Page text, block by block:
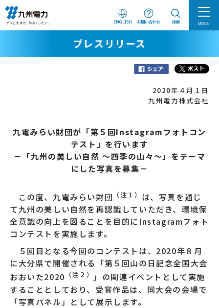
ENGLISH お問い合わせ 検索 MENU
プレスリリース
2020年４月１日
九州電力株式会社
九電みらい財団が「第５回Instagramフォトコン
テスト」を行います
－「九州の美しい自然 ～四季の山々～」をテーマ
にした写真を募集－
この度、九電みらい財団 （注１） は、写真を通じ
て九州の美しい自然を再認識していただき、環境保
全意識の向上を図ることを目的にInstagramフォト
コンテストを実施します。
５回目となる今回のコンテストは、2020年８月
に大分県で開催される「第５回山の日記念全国大会
おおいた2020 （注２） 」の関連イベントとして実施
することとしており、受賞作品は、同大会の会場で
「写真パネル」として展示します。